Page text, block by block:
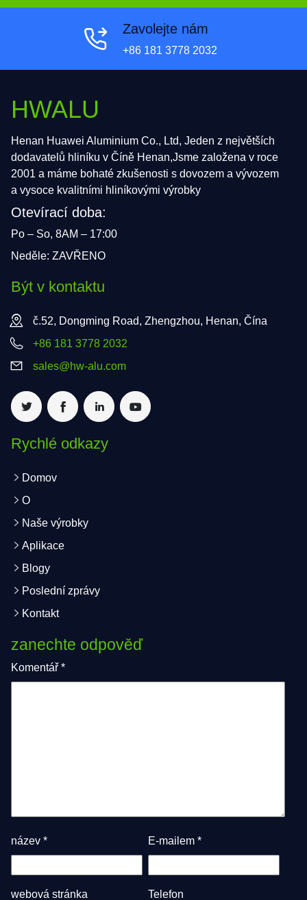
Zavolejte nám
+86 181 3778 2032
HWALU
Henan Huawei Aluminium Co., Ltd, Jeden z největších
dodavatelů hliníku v Číně Henan,Jsme založena v roce
2001 a máme bohaté zkušenosti s dovozem a vývozem
a vysoce kvalitními hliníkovými výrobky
Otevírací doba:
Po – So, 8AM – 17:00
Neděle: ZAVŘENO
Být v kontaktu
č.52, Dongming Road, Zhengzhou, Henan, Čína
+86 181 3778 2032
sales@hw-alu.com
Rychlé odkazy
Domov
O
Naše výrobky
Aplikace
Blogy
Poslední zprávy
Kontakt
zanechte odpověď
Komentář *
název * E-mailem *
webová stránka Telefon